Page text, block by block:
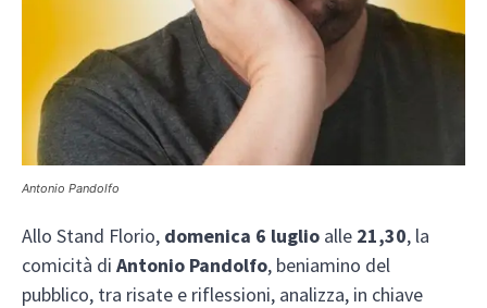
Antonio Pandolfo
Allo Stand Florio, domenica 6 luglio alle 21,30, la
comicità di Antonio Pandolfo, beniamino del
pubblico, tra risate e riflessioni, analizza, in chiave